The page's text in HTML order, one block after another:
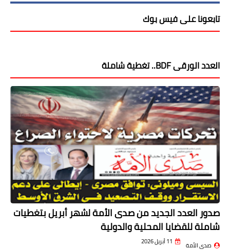
تابعونا على فيس بوك
العدد الورقى BDF.. تغطية شاملة
صدور العدد الجديد من صدى الأمة لشهر أبريل بتغطيات
شاملة للقضايا المحلية والدولية
صدى الأمة 11 أبريل 2026